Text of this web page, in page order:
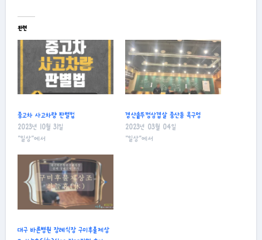
관련
중고차 사고차량 판별법
2023년 10월 31일
"일상"에서
경산솥뚜껑삼겹살 중산동 목구멍
2023년 03월 04일
"일상"에서
대구 바른병원 장례식장 구미후불제상